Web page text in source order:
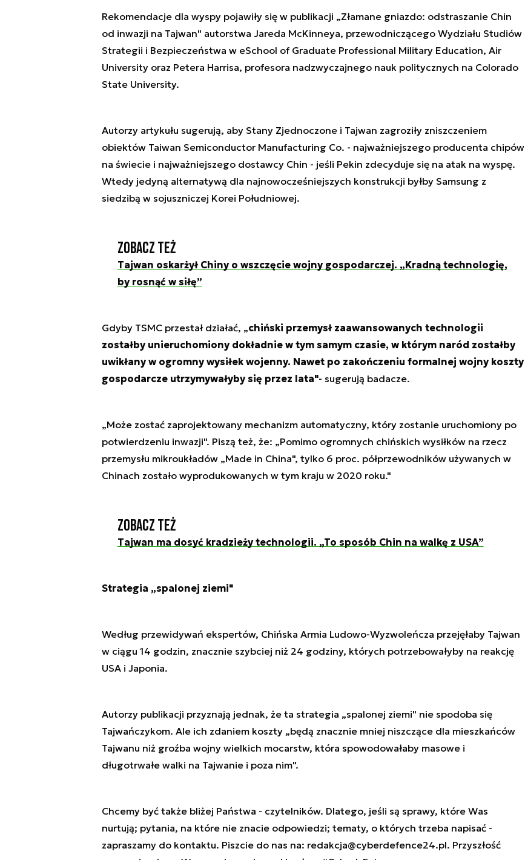
Rekomendacje dla wyspy pojawiły się w publikacji „Złamane gniazdo: odstraszanie Chin
od inwazji na Tajwan" autorstwa Jareda McKinneya, przewodniczącego Wydziału Studiów
Strategii i Bezpieczeństwa w eSchool of Graduate Professional Military Education, Air
University oraz Petera Harrisa, profesora nadzwyczajnego nauk politycznych na Colorado
State University.
Autorzy artykułu sugerują, aby Stany Zjednoczone i Tajwan zagroziły zniszczeniem
obiektów Taiwan Semiconductor Manufacturing Co. - najważniejszego producenta chipów
na świecie i najważniejszego dostawcy Chin - jeśli Pekin zdecyduje się na atak na wyspę.
Wtedy jedyną alternatywą dla najnowocześniejszych konstrukcji byłby Samsung z
siedzibą w sojuszniczej Korei Południowej.
Zobacz też
Tajwan oskarżył Chiny o wszczęcie wojny gospodarczej. „Kradną technologię,
by rosnąć w siłę”
Gdyby TSMC przestał działać, „chiński przemysł zaawansowanych technologii
zostałby unieruchomiony dokładnie w tym samym czasie, w którym naród zostałby
uwikłany w ogromny wysiłek wojenny. Nawet po zakończeniu formalnej wojny koszty
gospodarcze utrzymywałyby się przez lata"- sugerują badacze.
„Może zostać zaprojektowany mechanizm automatyczny, który zostanie uruchomiony po
potwierdzeniu inwazji". Piszą też, że: „Pomimo ogromnych chińskich wysiłków na rzecz
przemysłu mikroukładów „Made in China", tylko 6 proc. półprzewodników używanych w
Chinach zostało wyprodukowanych w tym kraju w 2020 roku."
Zobacz też
Tajwan ma dosyć kradzieży technologii. „To sposób Chin na walkę z USA”
Strategia „spalonej ziemi"
Według przewidywań ekspertów, Chińska Armia Ludowo-Wyzwoleńcza przejęłaby Tajwan
w ciągu 14 godzin, znacznie szybciej niż 24 godziny, których potrzebowałyby na reakcję
USA i Japonia.
Autorzy publikacji przyznają jednak, że ta strategia „spalonej ziemi" nie spodoba się
Tajwańczykom. Ale ich zdaniem koszty „będą znacznie mniej niszczące dla mieszkańców
Tajwanu niż groźba wojny wielkich mocarstw, która spowodowałaby masowe i
długotrwałe walki na Tajwanie i poza nim".
Chcemy być także bliżej Państwa - czytelników. Dlatego, jeśli są sprawy, które Was
nurtują; pytania, na które nie znacie odpowiedzi; tematy, o których trzeba napisać -
zapraszamy do kontaktu. Piszcie do nas na: redakcja@cyberdefence24.pl. Przyszłość